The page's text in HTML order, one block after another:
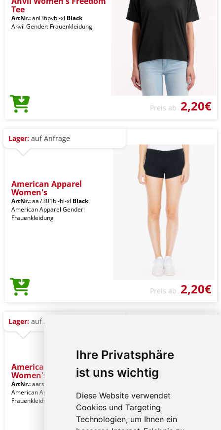
Ihre Privatsphäre
ist uns wichtig
Diese Website verwendet
Cookies und Targeting
Technologien, um Ihnen ein
Tee
ArtNr.:anl36pvbl-xl Black
Anvil Gender: Frauenkleidung
Preis ab 2,20€
Lager: auf Anfrage
American Apparel
Women's
ArtNr.:aa7301bl-bl-xl Black
American Apparel Gender:
Frauenkleidung
Preis ab 2,20€
Lager: auf Anfrage
American Apparel
Women's
ArtNr.:aarsatr3353tbl-xl
American Apparel Gender:
Frauenkleidung